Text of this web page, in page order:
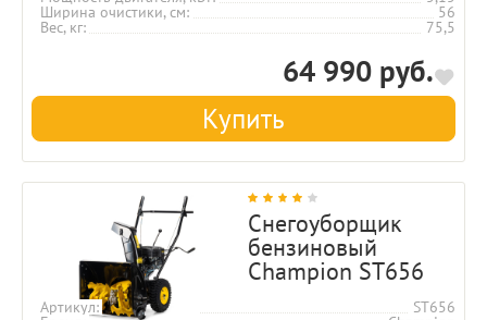
Ширина очистики, см 56
Вес, кг 75,5
64 990 руб.
Купить
Снегоуборщик
бензиновый
Champion ST656
Артикул ST656